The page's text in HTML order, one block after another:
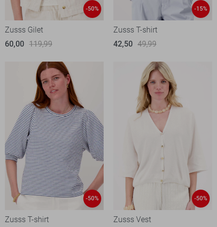
-50%
Zusss Gilet
60,00 119,99
-15%
Zusss T-shirt
42,50 49,99
-50%
Zusss T-shirt
-50%
Zusss Vest